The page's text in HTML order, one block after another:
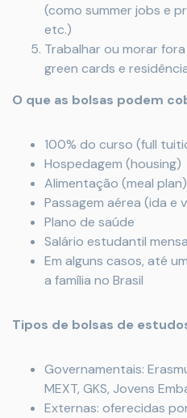
(como summer jobs e
etc.)
Trabalhar ou morar
green cards e
O que as bolsas podem
100% do curso (full
Hospedagem (housing)
Alimentação (meal plan)
Passagem aérea (ida e
Plano de saúde
Salário estudantil
Em alguns casos, até
a família no Brasil
Tipos de bolsas de
Governamentais:
MEXT, GKS, Jovens
Externas: oferecidas